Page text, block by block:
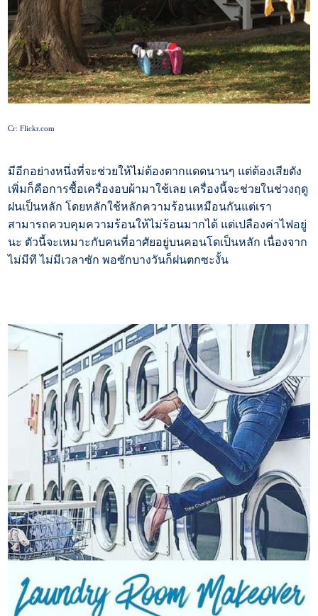
Cr: Flickr.com
มีอีกอย่างหนึ่งที่จะช่วยให้ไม่ต้องตากแดดนานๆ แต่ต้องเสียตัง
เพิ่มก็คือการซื้อเครื่องอบผ้ามาใช้เลย เครื่องนี้จะช่วยในช่วงฤดู
ฝนเป็นหลัก โดยหลักใช้หลักความร้อนเหมือนกันแต่เรา
สามารถควบคุมความร้อนให้ไม่ร้อนมากได้ แต่เปลืองค่าไฟอยู่
นะ ตัวนี้จะเหมาะกับคนที่อาศัยอยู่บนคอนโดเป็นหลัก เนื่องจาก
ไม่มีที ไม่มีเวลาซัก พอซักบางวันก็ฝนตกซะงั้น